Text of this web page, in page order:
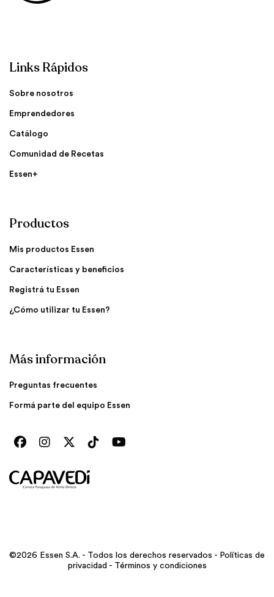
Links Rápidos
Sobre nosotros
Emprendedores
Catálogo
Comunidad de Recetas
Essen+
Productos
Mis productos Essen
Características y beneficios
Registrá tu Essen
¿Cómo utilizar tu Essen?
Más información
Preguntas frecuentes
Formá parte del equipo Essen
©2026 Essen S.A. - Todos los derechos reservados - Políticas de
privacidad - Términos y condiciones